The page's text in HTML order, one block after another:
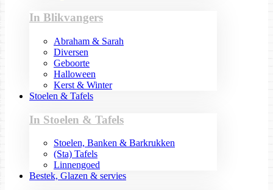
In Blikvangers
Abraham & Sarah
Diversen
Geboorte
Halloween
Kerst & Winter
Stoelen & Tafels
In Stoelen & Tafels
Stoelen, Banken & Barkrukken
(Sta) Tafels
Linnengoed
Bestek, Glazen & servies